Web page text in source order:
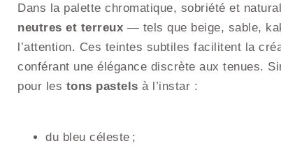
Dans la palette chromatique, sobriété et
neutres et terreux — tels que beige, sable,
l’attention. Ces teintes subtiles facilitent la
conférant une élégance discrète aux tenues.
pour les tons pastels à l’instar :
du bleu céleste ;